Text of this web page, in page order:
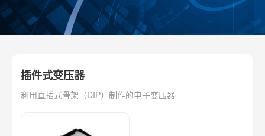
插件式变压器
利用直插式骨架（DIP）制作的电子变压器